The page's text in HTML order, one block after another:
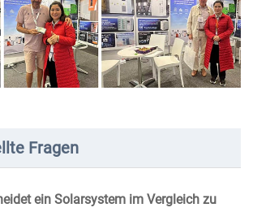
Fragen
ein Solarsystem im Vergleich zu